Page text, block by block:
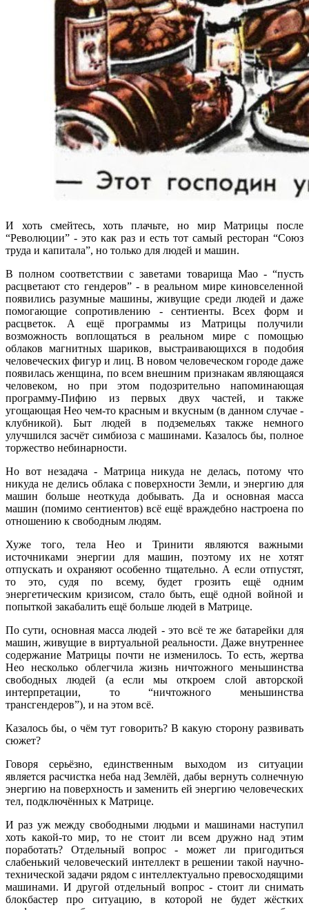
И хоть смейтесь, хоть плачьте, но мир Матрицы после
“Революции” - это как раз и есть тот самый ресторан “Союз
труда и капитала”, но только для людей и машин.
В полном соответствии с заветами товарища Мао - “пусть
расцветают сто гендеров” - в реальном мире киновселенной
появились разумные машины, живущие среди людей и даже
помогающие сопротивлению - сентиенты. Всех форм и
расцветок. А ещё программы из Матрицы получили
возможность воплощаться в реальном мире с помощью
облаков магнитных шариков, выстраивающихся в подобия
человеческих фигур и лиц. В новом человеческом городе даже
появилась женщина, по всем внешним признакам являющаяся
человеком, но при этом подозрительно напоминающая
программу-Пифию из первых двух частей, и также
угощающая Нео чем-то красным и вкусным (в данном случае -
клубникой). Быт людей в подземельях также немного
улучшился засчёт симбиоза с машинами. Казалось бы, полное
торжество небинарности.
Но вот незадача - Матрица никуда не делась, потому что
никуда не делись облака с поверхности Земли, и энергию для
машин больше неоткуда добывать. Да и основная масса
машин (помимо сентиентов) всё ещё враждебно настроена по
отношению к свободным людям.
Хуже того, тела Нео и Тринити являются важными
источниками энергии для машин, поэтому их не хотят
отпускать и охраняют особенно тщательно. А если отпустят,
то это, судя по всему, будет грозить ещё одним
энергетическим кризисом, стало быть, ещё одной войной и
попыткой закабалить ещё больше людей в Матрице.
По сути, основная масса людей - это всё те же батарейки для
машин, живущие в виртуальной реальности. Даже внутреннее
содержание Матрицы почти не изменилось. То есть, жертва
Нео несколько облегчила жизнь ничтожного меньшинства
свободных людей (а если мы откроем слой авторской
интерпретации, то “ничтожного меньшинства
трансгендеров”), и на этом всё.
Казалось бы, о чём тут говорить? В какую сторону развивать
сюжет?
Говоря серьёзно, единственным выходом из ситуации
является расчистка неба над Землёй, дабы вернуть солнечную
энергию на поверхность и заменить ей энергию человеческих
тел, подключённых к Матрице.
И раз уж между свободными людьми и машинами наступил
хоть какой-то мир, то не стоит ли всем дружно над этим
поработать? Отдельный вопрос - может ли пригодиться
слабенький человеческий интеллект в решении такой научно-
технической задачи рядом с интеллектуально превосходящими
машинами. И другой отдельный вопрос - стоит ли снимать
блокбастер про ситуацию, в которой не будет жёстких